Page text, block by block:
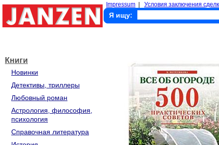
Impressum Условия заключения
Я ищу:
Книги
Новинки
Детективы, триллеры
Любовный роман
Астрология, философия,
психология
Справочная литература